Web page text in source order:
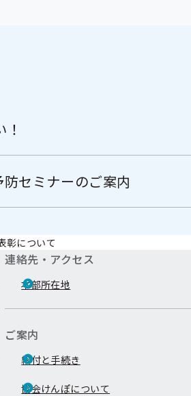
セミナーのご案内
彰について
連絡先・アクセス
本部所在地
ご案内
給付と手続き
協会けんぽについて